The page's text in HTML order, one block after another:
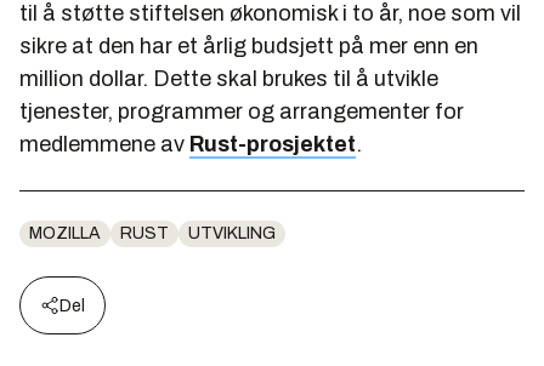
til å støtte stiftelsen økonomisk i to år, noe som vil
sikre at den har et årlig budsjett på mer enn en
million dollar. Dette skal brukes til å utvikle
tjenester, programmer og arrangementer for
medlemmene av Rust-prosjektet.
MOZILLA RUST UTVIKLING
Del